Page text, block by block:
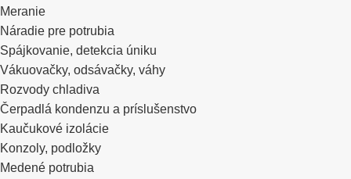
Meranie
Náradie pre potrubia
Spájkovanie, detekcia úniku
Vákuovačky, odsávačky, váhy
Rozvody chladiva
Čerpadlá kondenzu a príslušenstvo
Kaučukové izolácie
Konzoly, podložky
Medené potrubia